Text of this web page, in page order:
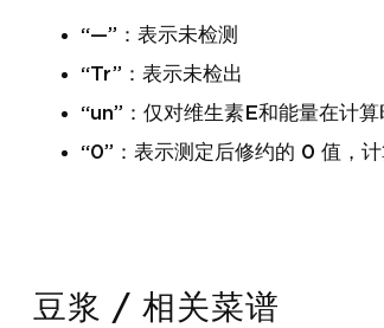
“—”：表示未检测
“Tr”：表示未检出
“un”：仅对维生素E和能量在计
“0”：表示测定后修约的 0 值，
豆浆 / 相关菜谱